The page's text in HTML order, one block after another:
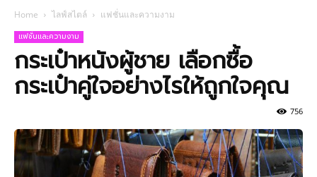
Home ไลฟ์สไตล์ แฟชั่นและความงาม
แฟชั่นและความงาม
กระเป๋าหนังผู้ชาย เลือกซื้อ
กระเป๋าคู่ใจอย่างไรให้ถูกใจคุณ
756